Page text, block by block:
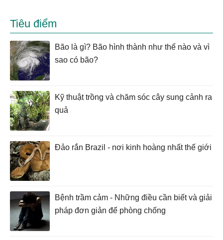
Tiêu điểm
Bão là gì? Bão hình thành như thế nào và vì
sao có bão?
Kỹ thuật trồng và chăm sóc cây sung cảnh ra
quả
Đảo rắn Brazil - nơi kinh hoàng nhất thế giới
Bệnh trầm cảm - Những điều cần biết và giải
pháp đơn giản để phòng chống